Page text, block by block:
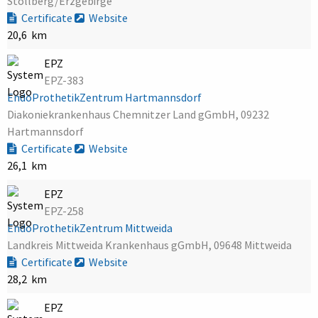
Certificate
Website
20,6 km
EPZ
EPZ-383
EndoProthetikZentrum Hartmannsdorf
Diakoniekrankenhaus Chemnitzer Land gGmbH, 09232
Hartmannsdorf
Certificate
Website
26,1 km
EPZ
EPZ-258
EndoProthetikZentrum Mittweida
Landkreis Mittweida Krankenhaus gGmbH, 09648 Mittweida
Certificate
Website
28,2 km
EPZ